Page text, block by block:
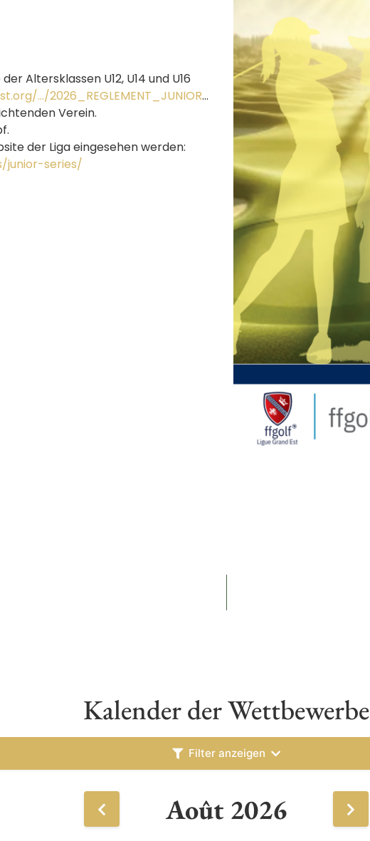
Altersklassen U12, U14 und U16
…/2026_REGLEMENT_JUNIOR…
Verein.
der Liga eingesehen werden:
junior-series/
Kalender der Wettbewerbe
Filter anzeigen
Août 2026